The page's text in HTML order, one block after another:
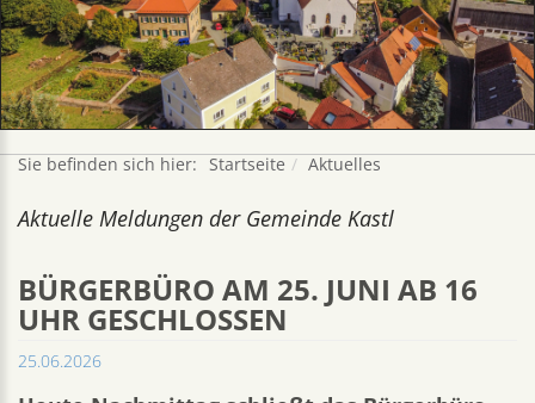
Sie befinden sich hier: Startseite Aktuelles
Aktuelle Meldungen der Gemeinde Kastl
BÜRGERBÜRO AM 25. JUNI AB 16
UHR GESCHLOSSEN
25.06.2026